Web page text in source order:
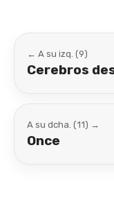
← A su izq. (9)
Cerebros
A su dcha. (11) →
Once